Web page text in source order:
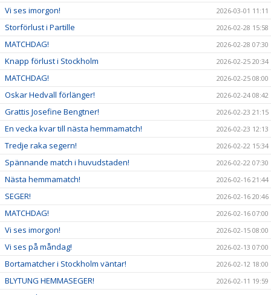
Vi ses imorgon! 2026-03-01 11:11
Storförlust i Partille 2026-02-28 15:58
MATCHDAG! 2026-02-28 07:30
Knapp förlust i Stockholm 2026-02-25 20:34
MATCHDAG! 2026-02-25 08:00
Oskar Hedvall förlänger! 2026-02-24 08:42
Grattis Josefine Bengtner! 2026-02-23 21:15
En vecka kvar till nästa hemmamatch! 2026-02-23 12:13
Tredje raka segern! 2026-02-22 15:34
Spännande match i huvudstaden! 2026-02-22 07:30
Nästa hemmamatch! 2026-02-16 21:44
SEGER! 2026-02-16 20:46
MATCHDAG! 2026-02-16 07:00
Vi ses imorgon! 2026-02-15 08:00
Vi ses på måndag! 2026-02-13 07:00
Bortamatcher i Stockholm väntar! 2026-02-12 18:00
BLYTUNG HEMMASEGER! 2026-02-11 19:59